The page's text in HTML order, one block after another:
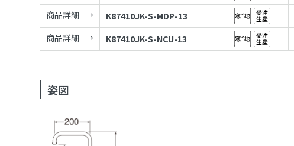
商品詳細
K87410JK-S-MDP-13
商品詳細
K87410JK-S-NCU-13
姿図